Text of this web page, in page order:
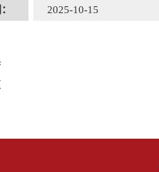
2025-10-15